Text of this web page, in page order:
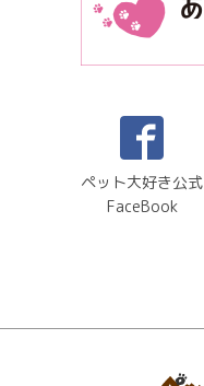
ペット大好き公式
FaceBook